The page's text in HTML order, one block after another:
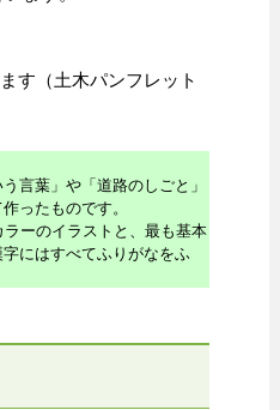
す（土木パンフレット
言葉」や「道路のしごと」
ったものです。
ーのイラストと、最も基本
にはすべてふりがなをふ